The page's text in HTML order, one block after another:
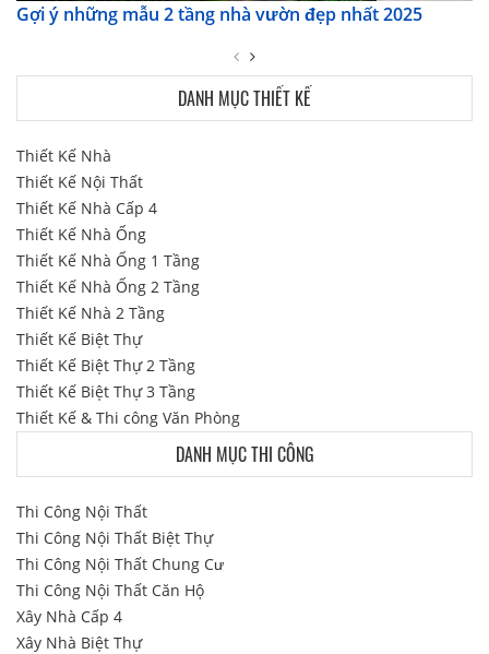
Gợi ý những mẫu 2 tầng nhà vườn đẹp nhất 2025
DANH MỤC THIẾT KẾ
Thiết Kế Nhà
Thiết Kế Nội Thất
Thiết Kế Nhà Cấp 4
Thiết Kế Nhà Ống
Thiết Kế Nhà Ống 1 Tầng
Thiết Kế Nhà Ống 2 Tầng
Thiết Kế Nhà 2 Tầng
Thiết Kế Biệt Thự
Thiết Kế Biệt Thự 2 Tầng
Thiết Kế Biệt Thự 3 Tầng
Thiết Kế & Thi công Văn Phòng
DANH MỤC THI CÔNG
Thi Công Nội Thất
Thi Công Nội Thất Biệt Thự
Thi Công Nội Thất Chung Cư
Thi Công Nội Thất Căn Hộ
Xây Nhà Cấp 4
Xây Nhà Biệt Thự